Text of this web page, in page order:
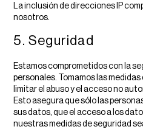
La inclusión de direcciones IP
nosotros.
5. Seguridad
Estamos comprometidos con la
personales. Tomamos las
limitar el abuso y el acceso no
Esto asegura que sólo las
sus datos, que el acceso a los
nuestras medidas de seguridad